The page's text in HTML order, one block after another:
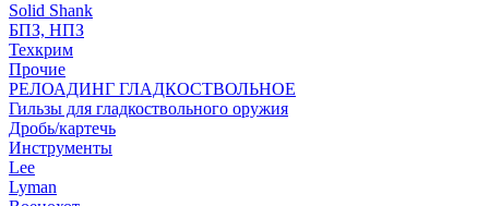
Solid Shank
БПЗ, НПЗ
Техкрим
Прочие
РЕЛОАДИНГ ГЛАДКОСТВОЛЬНОЕ
Гильзы для гладкоствольного оружия
Дробь/картечь
Инструменты
Lee
Lyman